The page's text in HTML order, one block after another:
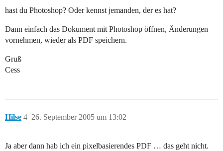
hast du Photoshop? Oder kennst jemanden, der es hat?
Dann einfach das Dokument mit Photoshop öffnen, Änderungen
vornehmen, wieder als PDF speichern.
Gruß
Cess
Hilse 26. September 2005 um 13:02
4
Ja aber dann hab ich ein pixelbasierendes PDF … das geht nicht.